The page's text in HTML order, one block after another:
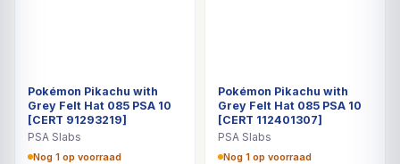
Pokémon Pikachu with
Grey Felt Hat 085 PSA 10
[CERT 91293219]
PSA Slabs
Nog 1 op voorraad
Pokémon Pikachu with
Grey Felt Hat 085 PSA 10
[CERT 112401307]
PSA Slabs
Nog 1 op voorraad